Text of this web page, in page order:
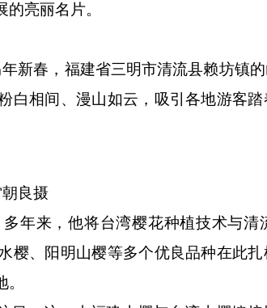
亮丽名片。
春，福建省三明市清流县赖坊镇
白相间、漫山如云，吸引各地游客
良摄
来，他将台湾樱花种植技术与清
樱、阳明山樱等多个优良品种在此